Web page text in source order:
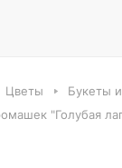
Цветы
Букеты
"Голубая